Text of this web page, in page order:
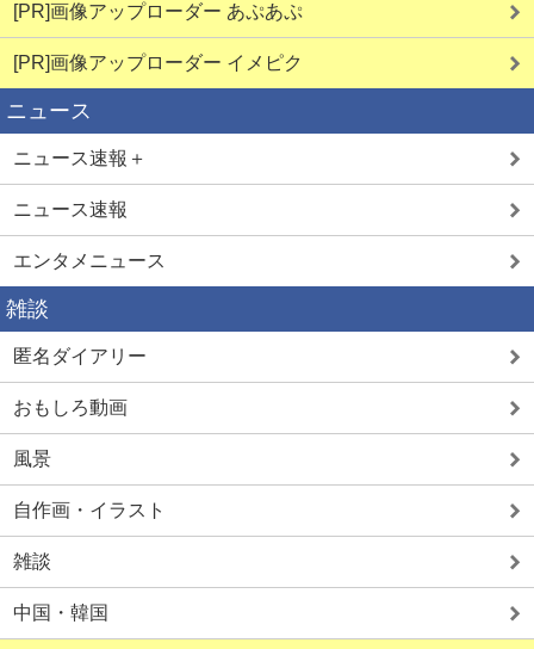
[PR]画像アップローダー あぷあぷ
[PR]画像アップローダー イメピク
ニュース
ニュース速報＋
ニュース速報
エンタメニュース
雑談
匿名ダイアリー
おもしろ動画
風景
自作画・イラスト
雑談
中国・韓国